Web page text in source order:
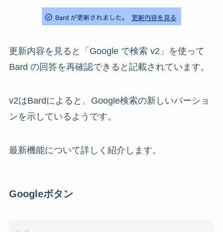
更新内容を見ると「Google で検索 v2」を使って
Bard の回答を再確認できると記載されています。
v2はBardによると、Google検索の新しいバーショ
ンを示しているようです。
最新機能について詳しく紹介します。
Googleボタン